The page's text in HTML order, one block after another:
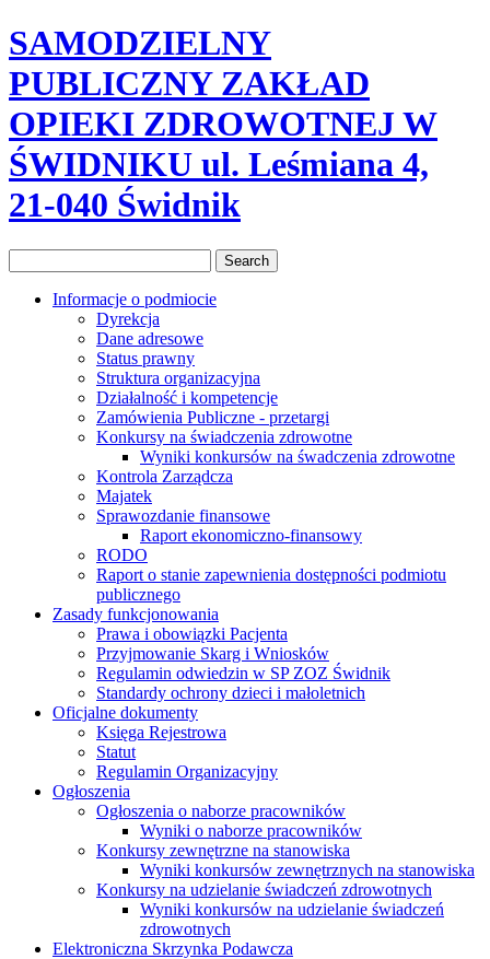
SAMODZIELNY
PUBLICZNY ZAKŁAD
OPIEKI ZDROWOTNEJ W
ŚWIDNIKU ul. Leśmiana 4,
21-040 Świdnik
Informacje o podmiocie
Dyrekcja
Dane adresowe
Status prawny
Struktura organizacyjna
Działalność i kompetencje
Zamówienia Publiczne - przetargi
Konkursy na świadczenia zdrowotne
Wyniki konkursów na śwadczenia zdrowotne
Kontrola Zarządcza
Majatek
Sprawozdanie finansowe
Raport ekonomiczno-finansowy
RODO
Raport o stanie zapewnienia dostępności podmiotu
publicznego
Zasady funkcjonowania
Prawa i obowiązki Pacjenta
Przyjmowanie Skarg i Wniosków
Regulamin odwiedzin w SP ZOZ Świdnik
Standardy ochrony dzieci i małoletnich
Oficjalne dokumenty
Księga Rejestrowa
Statut
Regulamin Organizacyjny
Ogłoszenia
Ogłoszenia o naborze pracowników
Wyniki o naborze pracowników
Konkursy zewnętrzne na stanowiska
Wyniki konkursów zewnętrznych na stanowiska
Konkursy na udzielanie świadczeń zdrowotnych
Wyniki konkursów na udzielanie świadczeń
zdrowotnych
Elektroniczna Skrzynka Podawcza